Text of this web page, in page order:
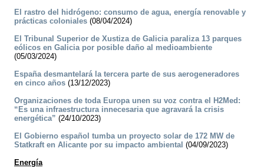
El rastro del hidrógeno: consumo de agua, energía renovable y
prácticas coloniales (08/04/2024)
El Tribunal Superior de Xustiza de Galicia paraliza 13 parques
eólicos en Galicia por posible daño al medioambiente
(05/03/2024)
España desmantelará la tercera parte de sus aerogeneradores
en cinco años (13/12/2023)
Organizaciones de toda Europa unen su voz contra el H2Med:
“Es una infraestructura innecesaria que agravará la crisis
energética” (24/10/2023)
El Gobierno español tumba un proyecto solar de 172 MW de
Statkraft en Alicante por su impacto ambiental (04/09/2023)
Energía